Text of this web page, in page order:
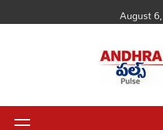
to
August